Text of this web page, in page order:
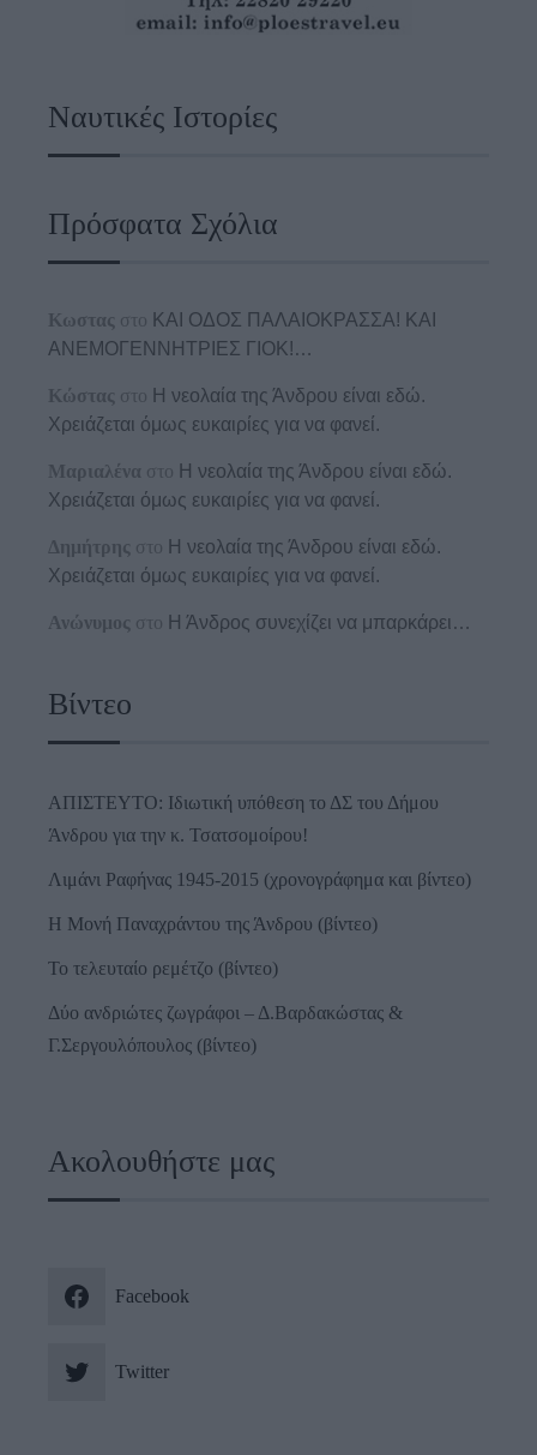
Ναυτικές Ιστορίες
Πρόσφατα Σχόλια
Κωστας στο ΚΑΙ ΟΔΟΣ ΠΑΛΑIΟΚΡΑΣΣΑ! ΚΑΙ
ΑΝΕΜΟΓΕΝΝΗΤΡΙΕΣ ΓΙΟΚ!…
Κώστας στο Η νεολαία της Άνδρου είναι εδώ.
Χρειάζεται όμως ευκαιρίες για να φανεί.
Μαριαλένα στο Η νεολαία της Άνδρου είναι εδώ.
Χρειάζεται όμως ευκαιρίες για να φανεί.
Δημήτρης στο Η νεολαία της Άνδρου είναι εδώ.
Χρειάζεται όμως ευκαιρίες για να φανεί.
Ανώνυμος στο Η Άνδρος συνεχίζει να μπαρκάρει…
Βίντεο
ΑΠΙΣΤΕΥΤΟ: Ιδιωτική υπόθεση το ΔΣ του Δήμου
Άνδρου για την κ. Τσατσομοίρου!
Λιμάνι Ραφήνας 1945-2015 (χρονογράφημα και βίντεο)
Η Μονή Παναχράντου της Άνδρου (βίντεο)
Το τελευταίο ρεμέτζο (βίντεο)
Δύο ανδριώτες ζωγράφοι – Δ.Βαρδακώστας &
Γ.Σεργουλόπουλος (βίντεο)
Ακολουθήστε μας
Facebook
Twitter